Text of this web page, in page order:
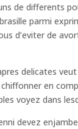
de differents
parmi
d’eviter de
delicates
en
voyez dans
devez